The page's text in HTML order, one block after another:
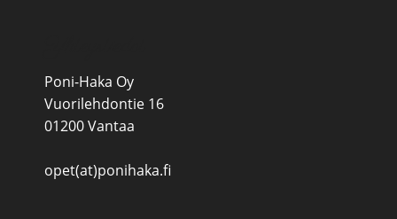
Poni-Haka Oy
Vuorilehdontie 16
01200 Vantaa
opet(at)ponihaka.fi